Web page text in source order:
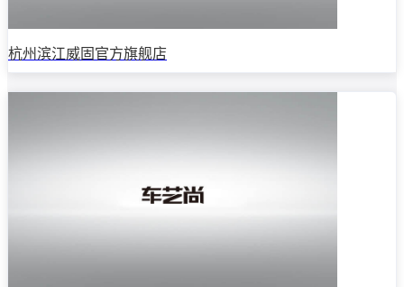
杭州滨江威固官方旗舰店